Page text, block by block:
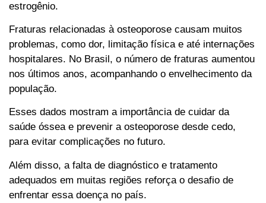
estrogênio.
Fraturas relacionadas à osteoporose causam muitos
problemas, como dor, limitação física e até internações
hospitalares. No Brasil, o número de fraturas aumentou
nos últimos anos, acompanhando o envelhecimento da
população.
Esses dados mostram a importância de cuidar da
saúde óssea e prevenir a osteoporose desde cedo,
para evitar complicações no futuro.
Além disso, a falta de diagnóstico e tratamento
adequados em muitas regiões reforça o desafio de
enfrentar essa doença no país.